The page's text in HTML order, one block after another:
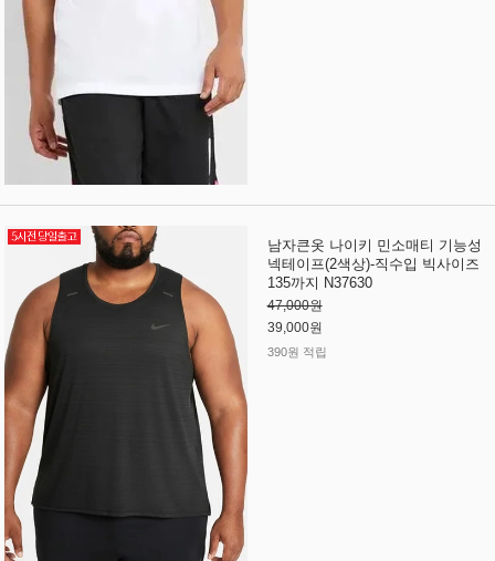
남자큰옷 나이키 민소매티 기능성
넥테이프(2색상)-직수입 빅사이즈
135까지 N37630
47,000원
39,000원
390원 적립